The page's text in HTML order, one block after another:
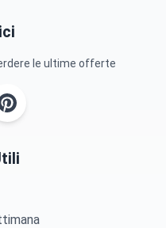
le ultime offerte